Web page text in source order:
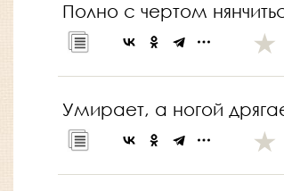
Полно с чертом
Умирает, а ногой